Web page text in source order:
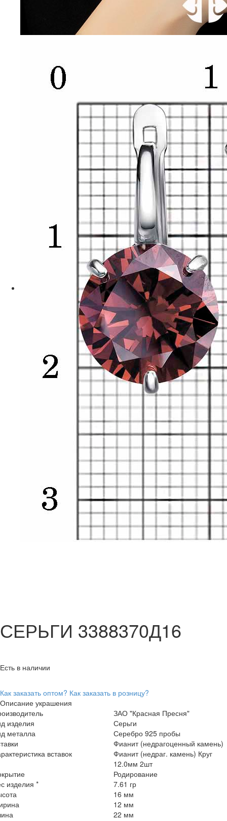
СЕРЬГИ 3388370Д16
Есть в наличии
Как заказать оптом? Как заказать в розницу?
Описание украшения
ЗАО "Красная Пресня"
изделия
Серьги
металла
Серебро 925 пробы
Фианит (недрагоценный камень)
вставок
Фианит (недраг. камень) Круг
12.0мм 2шт
Родирование
изделия *
7.61 гр
16 мм
12 мм
22 мм